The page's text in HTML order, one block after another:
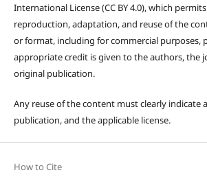
International License (CC BY 4.0), which
reproduction, adaptation, and reuse of the
or format, including for commercial purposes,
appropriate credit is given to the authors, the
original publication.
Any reuse of the content must clearly indicate
publication, and the applicable license.
How to Cite